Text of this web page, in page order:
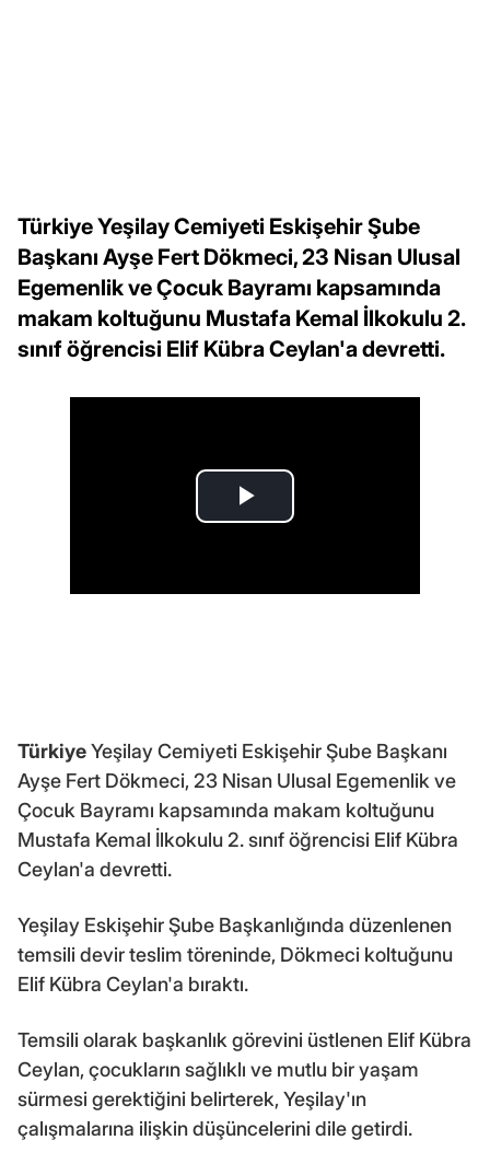
Türkiye Yeşilay Cemiyeti Eskişehir Şube
Başkanı Ayşe Fert Dökmeci, 23 Nisan Ulusal
Egemenlik ve Çocuk Bayramı kapsamında
makam koltuğunu Mustafa Kemal İlkokulu 2.
sınıf öğrencisi Elif Kübra Ceylan'a devretti.
TürkiyeYeşilay Cemiyeti Eskişehir Şube Başkanı
Ayşe Fert Dökmeci, 23 Nisan Ulusal Egemenlik ve
Çocuk Bayramı kapsamında makam koltuğunu
Mustafa Kemal İlkokulu 2. sınıf öğrencisi Elif Kübra
Ceylan'a devretti.
Yeşilay Eskişehir Şube Başkanlığında düzenlenen
temsili devir teslim töreninde, Dökmeci koltuğunu
Elif Kübra Ceylan'a bıraktı.
Temsili olarak başkanlık görevini üstlenen Elif Kübra
Ceylan, çocukların sağlıklı ve mutlu bir yaşam
sürmesi gerektiğini belirterek, Yeşilay'ın
çalışmalarına ilişkin düşüncelerini dile getirdi.